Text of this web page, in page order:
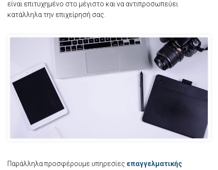
είναι επιτυχημένο στο μέγιστο και να αντιπροσωπεύει
κατάλληλα την επιχείρησή σας.
Παράλληλα προσφέρουμε υπηρεσίες επαγγελματικής